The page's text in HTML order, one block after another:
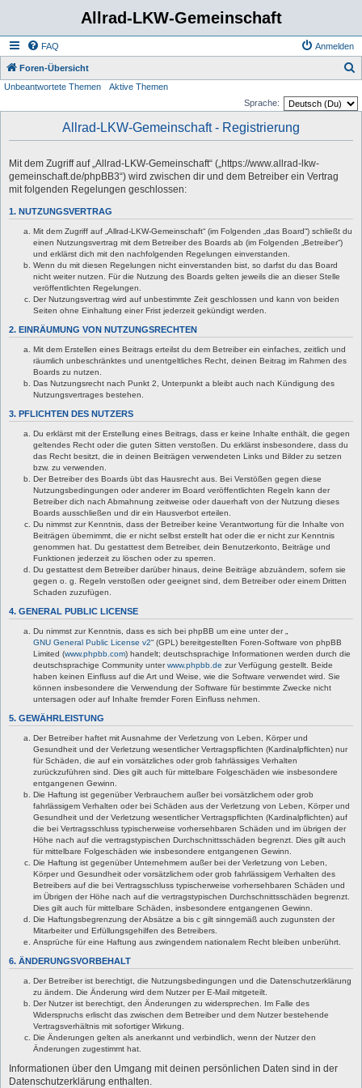
Allrad-LKW-Gemeinschaft
FAQ Anmelden
Foren-Übersicht
Unbeantwortete Themen
Aktive Themen
Sprache:
Allrad-LKW-Gemeinschaft - Registrierung
Mit dem Zugriff auf „Allrad-LKW-Gemeinschaft“ („https://www.allrad-lkw-
gemeinschaft.de/phpBB3“) wird zwischen dir und dem Betreiber ein Vertrag
mit folgenden Regelungen geschlossen:
1. NUTZUNGSVERTRAG
Mit dem Zugriff auf „Allrad-LKW-Gemeinschaft“ (im Folgenden „das Board“) schließt du
einen Nutzungsvertrag mit dem Betreiber des Boards ab (im Folgenden „Betreiber“)
und erklärst dich mit den nachfolgenden Regelungen einverstanden.
Wenn du mit diesen Regelungen nicht einverstanden bist, so darfst du das Board
nicht weiter nutzen. Für die Nutzung des Boards gelten jeweils die an dieser Stelle
veröffentlichten Regelungen.
Der Nutzungsvertrag wird auf unbestimmte Zeit geschlossen und kann von beiden
Seiten ohne Einhaltung einer Frist jederzeit gekündigt werden.
2. EINRÄUMUNG VON NUTZUNGSRECHTEN
Mit dem Erstellen eines Beitrags erteilst du dem Betreiber ein einfaches, zeitlich und
räumlich unbeschränktes und unentgeltliches Recht, deinen Beitrag im Rahmen des
Boards zu nutzen.
Das Nutzungsrecht nach Punkt 2, Unterpunkt a bleibt auch nach Kündigung des
Nutzungsvertrages bestehen.
3. PFLICHTEN DES NUTZERS
Du erklärst mit der Erstellung eines Beitrags, dass er keine Inhalte enthält, die gegen
geltendes Recht oder die guten Sitten verstoßen. Du erklärst insbesondere, dass du
das Recht besitzt, die in deinen Beiträgen verwendeten Links und Bilder zu setzen
bzw. zu verwenden.
Der Betreiber des Boards übt das Hausrecht aus. Bei Verstößen gegen diese
Nutzungsbedingungen oder anderer im Board veröffentlichten Regeln kann der
Betreiber dich nach Abmahnung zeitweise oder dauerhaft von der Nutzung dieses
Boards ausschließen und dir ein Hausverbot erteilen.
Du nimmst zur Kenntnis, dass der Betreiber keine Verantwortung für die Inhalte von
Beiträgen übernimmt, die er nicht selbst erstellt hat oder die er nicht zur Kenntnis
genommen hat. Du gestattest dem Betreiber, dein Benutzerkonto, Beiträge und
Funktionen jederzeit zu löschen oder zu sperren.
Du gestattest dem Betreiber darüber hinaus, deine Beiträge abzuändern, sofern sie
gegen o. g. Regeln verstoßen oder geeignet sind, dem Betreiber oder einem Dritten
Schaden zuzufügen.
4. GENERAL PUBLIC LICENSE
Du nimmst zur Kenntnis, dass es sich bei phpBB um eine unter der „
GNU General Public License v2“ (GPL) bereitgestellten Foren-Software von phpBB
Limited (www.phpbb.com) handelt; deutschsprachige Informationen werden durch die
deutschsprachige Community unterwww.phpbb.de zur Verfügung gestellt. Beide
haben keinen Einfluss auf die Art und Weise, wie die Software verwendet wird. Sie
können insbesondere die Verwendung der Software für bestimmte Zwecke nicht
untersagen oder auf Inhalte fremder Foren Einfluss nehmen.
5. GEWÄHRLEISTUNG
Der Betreiber haftet mit Ausnahme der Verletzung von Leben, Körper und
Gesundheit und der Verletzung wesentlicher Vertragspflichten (Kardinalpflichten) nur
für Schäden, die auf ein vorsätzliches oder grob fahrlässiges Verhalten
zurückzuführen sind. Dies gilt auch für mittelbare Folgeschäden wie insbesondere
entgangenen Gewinn.
Die Haftung ist gegenüber Verbrauchern außer bei vorsätzlichem oder grob
fahrlässigem Verhalten oder bei Schäden aus der Verletzung von Leben, Körper und
Gesundheit und der Verletzung wesentlicher Vertragspflichten (Kardinalpflichten) auf
die bei Vertragsschluss typischerweise vorhersehbaren Schäden und im übrigen der
Höhe nach auf die vertragstypischen Durchschnittsschäden begrenzt. Dies gilt auch
für mittelbare Folgeschäden wie insbesondere entgangenen Gewinn.
Die Haftung ist gegenüber Unternehmern außer bei der Verletzung von Leben,
Körper und Gesundheit oder vorsätzlichem oder grob fahrlässigem Verhalten des
Betreibers auf die bei Vertragsschluss typischerweise vorhersehbaren Schäden und
im Übrigen der Höhe nach auf die vertragstypischen Durchschnittsschäden begrenzt.
Dies gilt auch für mittelbare Schäden, insbesondere entgangenen Gewinn.
Die Haftungsbegrenzung der Absätze a bis c gilt sinngemäß auch zugunsten der
Mitarbeiter und Erfüllungsgehilfen des Betreibers.
Ansprüche für eine Haftung aus zwingendem nationalem Recht bleiben unberührt.
6. ÄNDERUNGSVORBEHALT
Der Betreiber ist berechtigt, die Nutzungsbedingungen und die Datenschutzerklärung
zu ändern. Die Änderung wird dem Nutzer per E-Mail mitgeteilt.
Der Nutzer ist berechtigt, den Änderungen zu widersprechen. Im Falle des
Widerspruchs erlischt das zwischen dem Betreiber und dem Nutzer bestehende
Vertragsverhältnis mit sofortiger Wirkung.
Die Änderungen gelten als anerkannt und verbindlich, wenn der Nutzer den
Änderungen zugestimmt hat.
Informationen über den Umgang mit deinen persönlichen Daten sind in der
Datenschutzerklärung enthalten.